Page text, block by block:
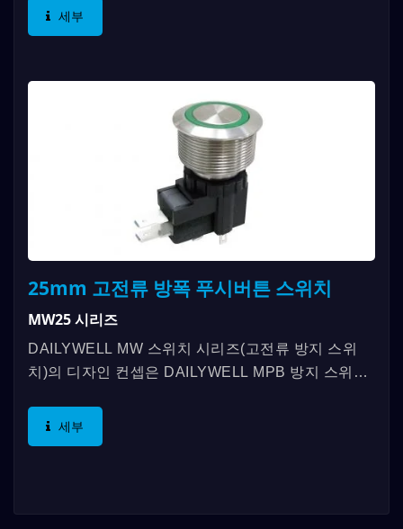
경에서...
세부
25mm 고전류 방폭 푸시버튼 스위치
MW25 시리즈
DAILYWELL MW 스위치 시리즈(고전류 방지 스위
치)의 디자인 컨셉은 DAILYWELL MPB 방지 스위치
만, 대부분의 산업...
세부